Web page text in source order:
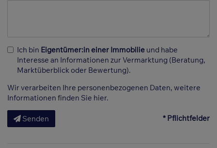
Ich bin Eigentümer:in einer Immobilie und habe
Interesse an Informationen zur Vermarktung (Beratung,
Marktüberblick oder Bewertung).
Wir verarbeiten Ihre personenbezogenen Daten, weitere
Informationen finden Sie hier.
Senden * Pflichtfelder